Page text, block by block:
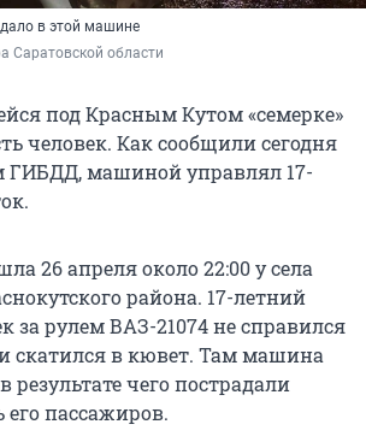
в этой машине
Саратовской области
под Красным Кутом «семерке»
человек. Как сообщили сегодня
ГИБДД, машиной управлял 17-
26 апреля около 22:00 у села
района. 17-летний
за рулем ВАЗ-21074 не справился
скатился в кювет. Там машина
результате чего пострадали
его пассажиров.